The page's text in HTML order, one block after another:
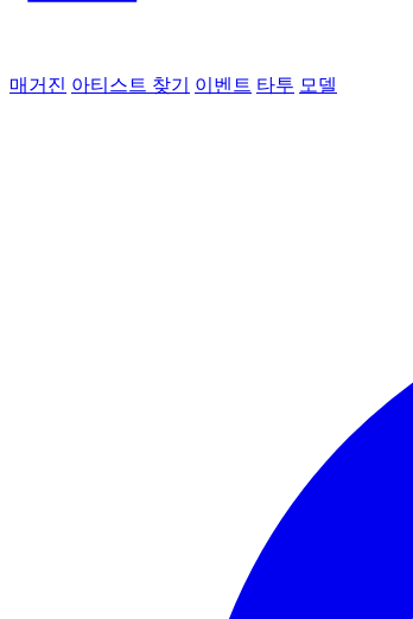
매거진 아티스트 찾기 이벤트 타투 모델